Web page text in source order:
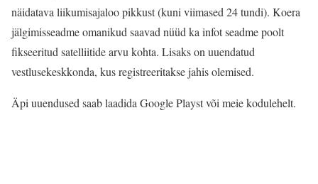
näidatava liikumisajaloo pikkust (kuni viimased 24 tundi). Koera
jälgimisseadme omanikud saavad nüüd ka infot seadme poolt
fikseeritud satelliitide arvu kohta. Lisaks on uuendatud
vestlusekeskkonda, kus registreeritakse jahis olemised.
Äpi uuendused saab laadida Google Playst või meie kodulehelt.